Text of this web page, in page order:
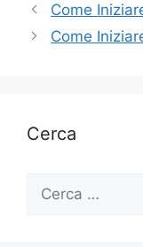
Come
Come
Cerca
Ricerca